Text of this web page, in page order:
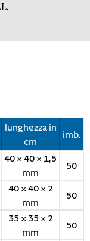
lunghezza in
cm
imb.
40 × 40 × 1,5
mm
50
40 × 40 × 2
mm
50
35 × 35 × 2
mm
50